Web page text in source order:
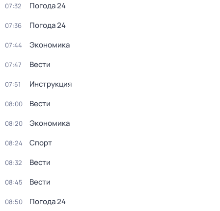
07:32 Погода 24
07:36 Погода 24
07:44 Экономика
07:47 Вести
07:51 Инструкция
08:00 Вести
08:20 Экономика
08:24 Спорт
08:32 Вести
08:45 Вести
08:50 Погода 24